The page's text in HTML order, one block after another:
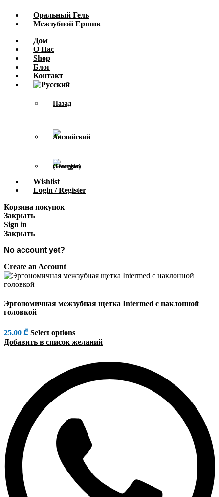
Оральный Гель
Межзубной Ершик
Дом
О Нас
Shop
Блог
Контакт
Назад
Wishlist
Login / Register
Корзина покупок
Закрыть
Sign in
Закрыть
No account yet?
Create an Account
Эргономичная межзубная щетка Intermed с наклонной
головкой
25.00 ₾ Select options
Добавить в список желаний